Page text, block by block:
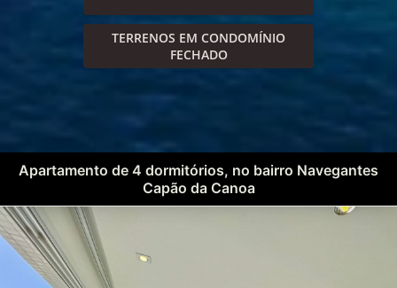
TERRENOS EM CONDOMÍNIO
FECHADO
Apartamento de 4 dormitórios, no bairro Navegantes
Capão da Canoa